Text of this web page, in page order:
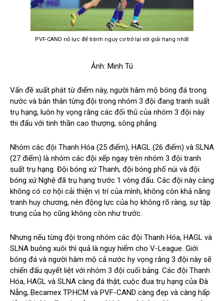
PVF-CAND nỗ lực để tránh nguy cơ trở lại với giải hạng nhất
Ảnh: Minh Tú
Vấn đề xuất phát từ điểm này, người hâm mộ bóng đá trong
nước và bản thân từng đội trong nhóm 3 đội đang tranh suất
trụ hạng, luôn hy vọng rằng các đối thủ của nhóm 3 đội này
thi đấu với tinh thần cao thượng, sòng phẳng.
Nhóm các đội Thanh Hóa (25 điểm), HAGL (26 điểm) và SLNA
(27 điểm) là nhóm các đội xếp ngay trên nhóm 3 đội tranh
suất trụ hạng. Đội bóng xứ Thanh, đội bóng phố núi và đội
bóng xứ Nghệ đã trụ hạng trước 1 vòng đấu. Các đội này càng
không có cơ hội cải thiện vị trí của mình, không còn khả năng
tranh huy chương, nên động lực của họ không rõ ràng, sự tập
trung của họ cũng không còn như trước.
Nhưng nếu từng đội trong nhóm các đội Thanh Hóa, HAGL và
SLNA buông xuôi thì quả là nguy hiểm cho V-League. Giới
bóng đá và người hâm mộ cả nước hy vọng rằng 3 đội này sẽ
chiến đấu quyết liệt với nhóm 3 đội cuối bảng. Các đội Thanh
Hóa, HAGL và SLNA càng đá thật, cuộc đua trụ hạng của Đà
Nẵng, Becamex TP.HCM và PVF-CAND càng đẹp và càng hấp